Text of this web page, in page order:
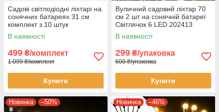
Садові світлодіодні ліхтарі на
сонячних батареях 31 см
комплект з 10 штук
В наявності
499 ₴/комплект
1 099 ₴/комплект
Купити
Вуличний садовий ліхтар 70
см 2 шт на сонячній батареї
Світлячок 6 LED 202413
Теплий білий
В наявності
299 ₴/упаковка
600 ₴/упаковка
Купити
Новинка –50% Новинка –46%